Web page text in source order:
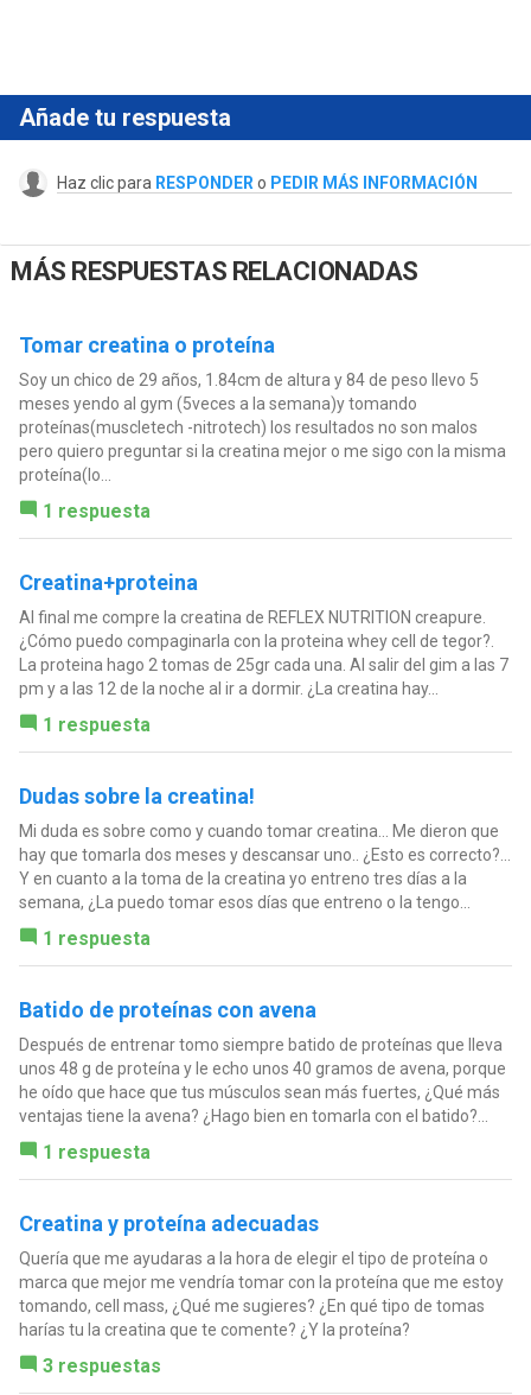
Añade tu respuesta
Haz clic para RESPONDER o PEDIR MÁS INFORMACIÓN
MÁS RESPUESTAS RELACIONADAS
Tomar creatina o proteína
Soy un chico de 29 años, 1.84cm de altura y 84 de peso llevo 5
meses yendo al gym (5veces a la semana)y tomando
proteínas(muscletech -nitrotech) los resultados no son malos
pero quiero preguntar si la creatina mejor o me sigo con la misma
proteína(lo...
1 respuesta
Creatina+proteina
Al final me compre la creatina de REFLEX NUTRITION creapure.
¿Cómo puedo compaginarla con la proteina whey cell de tegor?.
La proteina hago 2 tomas de 25gr cada una. Al salir del gim a las 7
pm y a las 12 de la noche al ir a dormir. ¿La creatina hay...
1 respuesta
Dudas sobre la creatina!
Mi duda es sobre como y cuando tomar creatina... Me dieron que
hay que tomarla dos meses y descansar uno.. ¿Esto es correcto?...
Y en cuanto a la toma de la creatina yo entreno tres días a la
semana, ¿La puedo tomar esos días que entreno o la tengo...
1 respuesta
Batido de proteínas con avena
Después de entrenar tomo siempre batido de proteínas que lleva
unos 48 g de proteína y le echo unos 40 gramos de avena, porque
he oído que hace que tus músculos sean más fuertes, ¿Qué más
ventajas tiene la avena? ¿Hago bien en tomarla con el batido?...
1 respuesta
Creatina y proteína adecuadas
Quería que me ayudaras a la hora de elegir el tipo de proteína o
marca que mejor me vendría tomar con la proteína que me estoy
tomando, cell mass, ¿Qué me sugieres? ¿En qué tipo de tomas
harías tu la creatina que te comente? ¿Y la proteína?
3 respuestas